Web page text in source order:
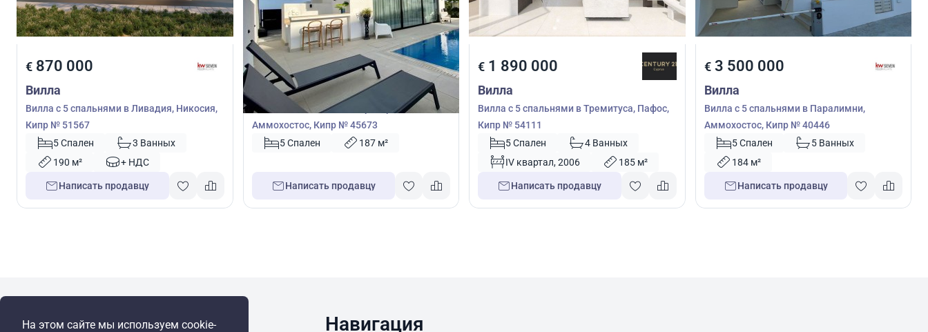
€ 870 000
Вилла
Вилла с 5 спальнями в Ливадия, Никосия,
Кипр № 51567
5 Спален
3 Ванных
190 м²
+ НДС
Написать продавцу
€3 000 000
Вилла
Вилла с 5 спальнями в Протарас,
Аммохостос, Кипр № 45673
5 Спален
187 м²
Написать продавцу
€ 1 890 000
Вилла
Вилла с 5 спальнями в Тремитуса, Пафос,
Кипр № 54111
5 Спален
4 Ванных
IV квартал, 2006
185 м²
Написать продавцу
€3 500 000
Вилла
Вилла с 5 спальнями в Паралимни,
Аммохостос, Кипр № 40446
5 Спален
5 Ванных
184 м²
Написать продавцу
На этом сайте мы используем cookie- Навигация